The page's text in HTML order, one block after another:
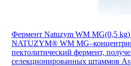
Фермент Natuzym WM MG(0,5 kg)
NATUZYM® WM
пектолитический фермент,
селекционированных штаммов